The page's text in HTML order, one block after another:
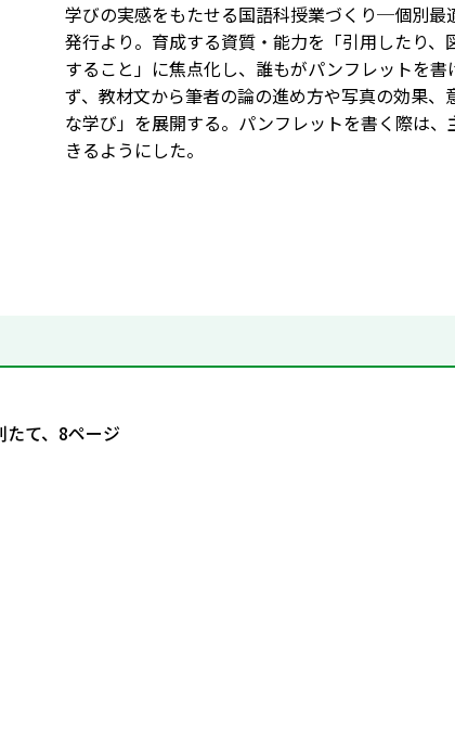
学びの実感をもたせる国語科授業づくり─個別
発行より。育成する資質・能力を「引用したり
すること」に焦点化し、誰もがパンフレットを
ず、教材文から筆者の論の進め方や写真の効果
な学び」を展開する。パンフレットを書く際は
きるようにした。
たて、8ページ